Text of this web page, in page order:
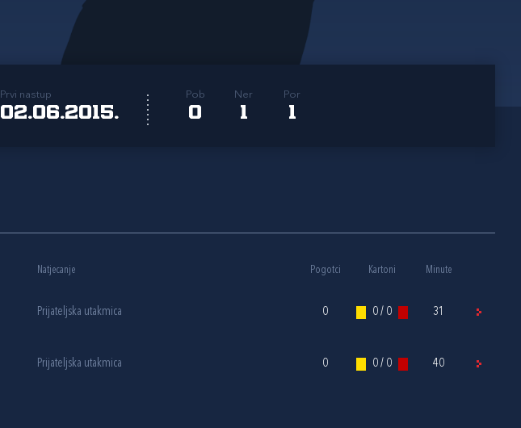
Prvi nastup
02.06.2015.
Pob
0
Ner
1
Por
1
Natjecanje Pogotci Kartoni Minute
Prijateljska utakmica 0 0 / 0 31
Prijateljska utakmica 0 0 / 0 40